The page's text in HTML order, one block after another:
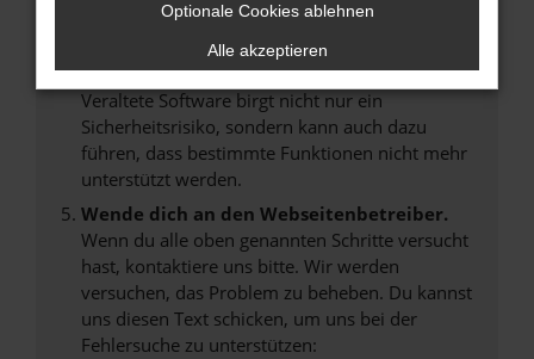
Stelle sicher, dass dein Browser und dein
Betriebssystem auf dem neuesten Stand
sind.
Veraltete Software birgt nicht nur ein
Sicherheitsrisiko, sondern kann auch dazu
führen, dass bestimmte Funktionen nicht mehr
unterstützt werden.
Wende dich an den Webseitenbetreiber.
Wenn du alle oben genannten Schritte versucht
hast, kontaktiere uns bitte. Wir werden
versuchen, das Problem zu beheben. Du kannst
uns diesen Text schicken, um uns bei der
Fehlersuche zu unterstützen:
Optionale Cookies ablehnen
Alle akzeptieren